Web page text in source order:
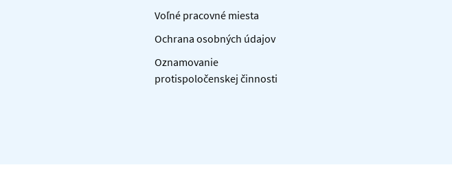
Voľné pracovné miesta
Ochrana osobných údajov
Oznamovanie
protispoločenskej činnosti